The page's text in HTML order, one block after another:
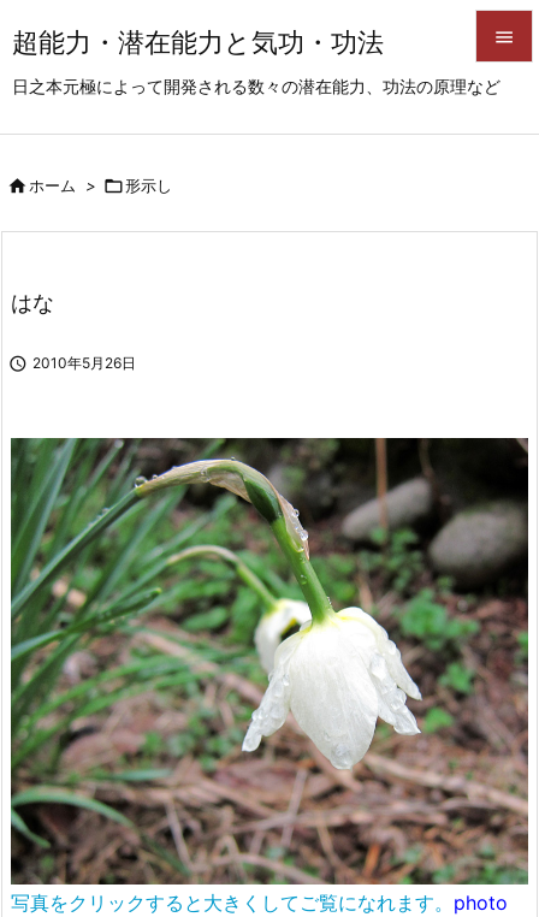
超能力・潜在能力と気功・功法
日之本元極によって開発される数々の潜在能力、功法の原理など


前へ
ホーム > 形示し
はな
 2010年5月26日
写真をクリックすると大きくしてご覧になれます。 photo